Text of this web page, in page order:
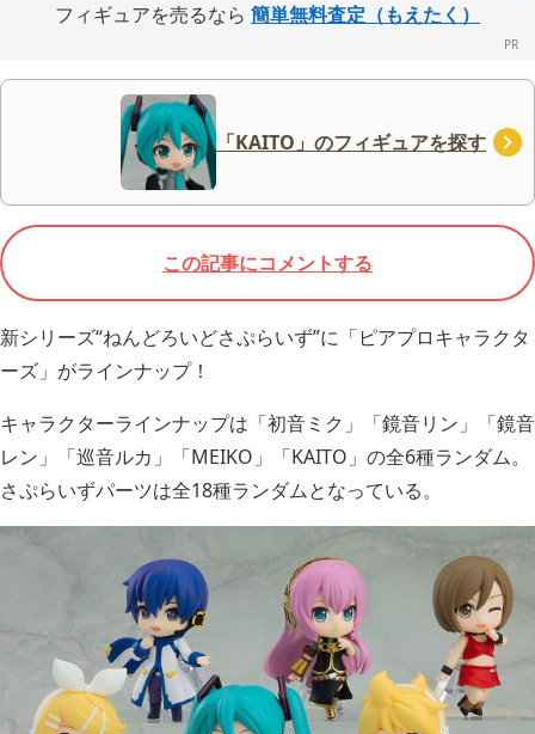
フィギュアを売るなら 簡単無料査定（もえたく）
「KAITO」のフィギュアを探す
この記事にコメントする
新シリーズ“ねんどろいどさぷらいず”に「ピアプロキャラクタ
ーズ」がラインナップ！
キャラクターラインナップは「初音ミク」「鏡音リン」「鏡音
レン」「巡音ルカ」「MEIKO」「KAITO」の全6種ランダム。
さぷらいずパーツは全18種ランダムとなっている。